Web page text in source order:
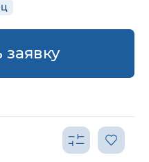
заявку